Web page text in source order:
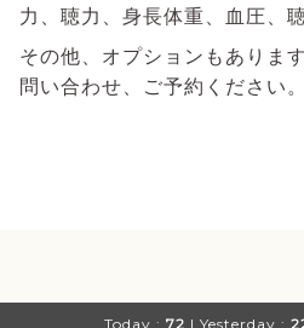
力、聴力、身長体重、血圧、
その他、オプションもありま
問い合わせ、ご予約ください。
Today : 72 | Yesterday :